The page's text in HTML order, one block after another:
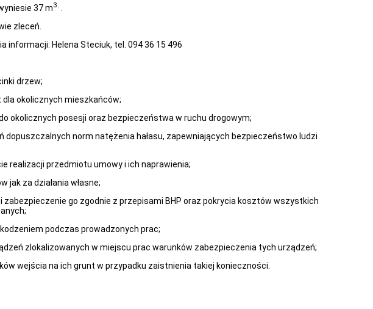
37 m3.
zleceń.
informacji: Helena Steciuk, tel. 094 36 15 496
drzew;
okolicznych mieszkańców;
okolicznych posesji oraz bezpieczeństwa w ruchu drogowym;
norm natężenia hałasu, zapewniających bezpieczeństwo ludzi
realizacji przedmiotu umowy i ich naprawienia;
jak za działania własne;
go zgodnie z przepisami BHP oraz pokrycia kosztów wszystkich
podczas prowadzonych prac;
zlokalizowanych w miejscu prac warunków zabezpieczenia tych urządzeń;
wejścia na ich grunt w przypadku zaistnienia takiej konieczności.